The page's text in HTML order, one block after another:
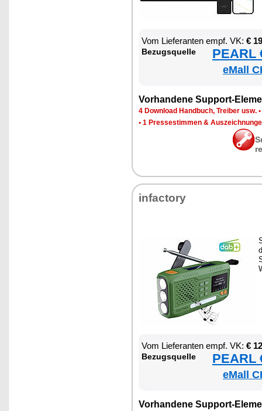
Vom Lie­fe­ran­ten empf. VK: €
Be­zugs­quel­le PEARL
eMall
Vor­han­de­ne Sup­port-
4 Down­load Hand­buch, Trei­ber usw. •
• 1 Pres­se­stim­men &
in­fac­to­ry
Vom Lie­fe­ran­ten empf. VK: €
Be­zugs­quel­le PEARL
eMall
Vor­han­de­ne Sup­port-